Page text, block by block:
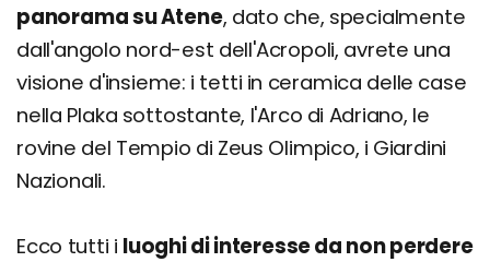
panorama su Atene, dato che, specialmente
dall'angolo nord-est dell'Acropoli, avrete una
visione d'insieme: i tetti in ceramica delle case
nella Plaka sottostante, l'Arco di Adriano, le
rovine del Tempio di Zeus Olimpico, i Giardini
Nazionali.
Ecco tutti i luoghi di interesse da non perdere